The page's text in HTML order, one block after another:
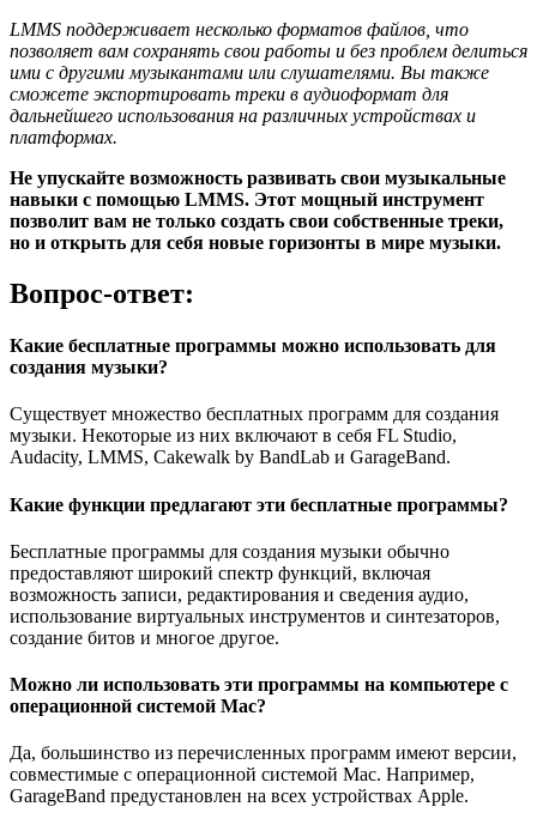
LMMS поддерживает несколько форматов файлов, что
позволяет вам сохранять свои работы и без проблем делиться
ими с другими музыкантами или слушателями. Вы также
сможете экспортировать треки в аудиоформат для
дальнейшего использования на различных устройствах и
платформах.
Не упускайте возможность развивать свои музыкальные
навыки с помощью LMMS. Этот мощный инструмент
позволит вам не только создать свои собственные треки,
но и открыть для себя новые горизонты в мире музыки.
Вопрос-ответ:
Какие бесплатные программы можно использовать для
создания музыки?
Существует множество бесплатных программ для создания
музыки. Некоторые из них включают в себя FL Studio,
Audacity, LMMS, Cakewalk by BandLab и GarageBand.
Какие функции предлагают эти бесплатные программы?
Бесплатные программы для создания музыки обычно
предоставляют широкий спектр функций, включая
возможность записи, редактирования и сведения аудио,
использование виртуальных инструментов и синтезаторов,
создание битов и многое другое.
Можно ли использовать эти программы на компьютере с
операционной системой Mac?
Да, большинство из перечисленных программ имеют версии,
совместимые с операционной системой Mac. Например,
GarageBand предустановлен на всех устройствах Apple.